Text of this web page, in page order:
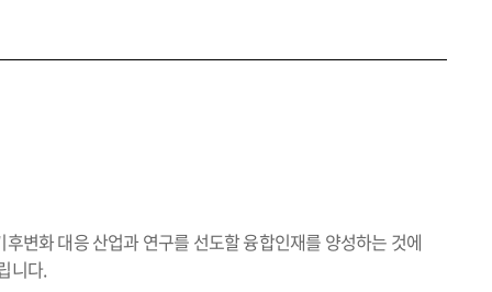
변화 대응 산업과 연구를 선도할 융합인재를 양성하는 것에
니다.